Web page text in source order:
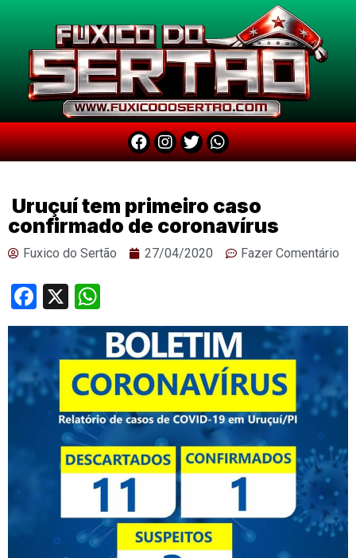
Uruçuí tem primeiro caso
confirmado de coronavírus
Fuxico do Sertão 27/04/2020 Fazer Comentário
Facebook
X